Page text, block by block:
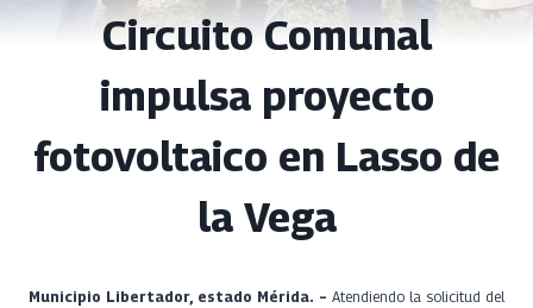
Circuito Comunal
impulsa proyecto
fotovoltaico en Lasso de
la Vega
Municipio Libertador, estado Mérida. – Atendiendo la solicitud del